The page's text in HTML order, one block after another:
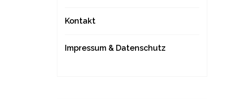
Kontakt
Impressum & Datenschutz